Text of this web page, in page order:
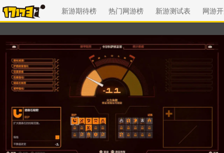
新游期待榜 热门网游榜 新游测试表 网游